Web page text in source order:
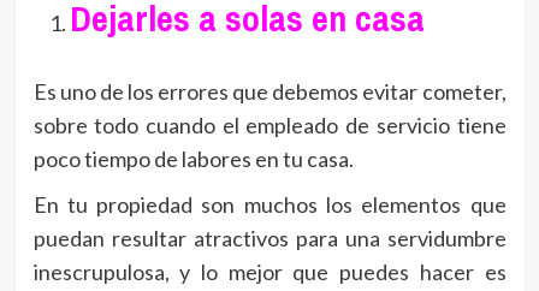
Dejarles a solas en casa
Es uno de los errores que debemos evitar cometer,
sobre todo cuando el empleado de servicio tiene
poco tiempo de labores en tu casa.
En tu propiedad son muchos los elementos que
puedan resultar atractivos para una servidumbre
inescrupulosa, y lo mejor que puedes hacer es